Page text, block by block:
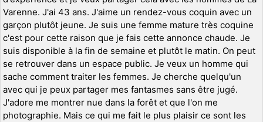
Varenne. J'ai 43 ans. J'aime un rendez-vous coquin avec un
garçon plutôt jeune. Je suis une femme mature très coquine
c'est pour cette raison que je fais cette annonce chaude. Je
suis disponible à la fin de semaine et plutôt le matin. On peut
se retrouver dans un espace public. Je veux un homme qui
sache comment traiter les femmes. Je cherche quelqu'un
avec qui je peux partager mes fantasmes sans être jugé.
J'adore me montrer nue dans la forêt et que l'on me
photographie. Mais ce qui me fait le plus plaisir ce sont les